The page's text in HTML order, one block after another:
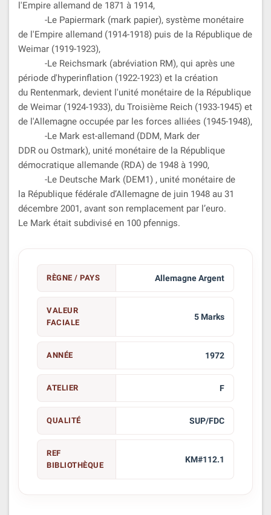
l'Empire allemand de 1871 à 1914,
-Le Papiermark (mark papier), système monétaire
de l'Empire allemand (1914-1918) puis de la République de
Weimar (1919-1923),
-Le Reichsmark (abréviation RM), qui après une
période d'hyperinflation (1922-1923) et la création
du Rentenmark, devient l'unité monétaire de la République
de Weimar (1924-1933), du Troisième Reich (1933-1945) et
de l'Allemagne occupée par les forces alliées (1945-1948),
-Le Mark est-allemand (DDM, Mark der
DDR ou Ostmark), unité monétaire de la République
démocratique allemande (RDA) de 1948 à 1990,
-Le Deutsche Mark (DEM1) , unité monétaire de
la République fédérale d’Allemagne de juin 1948 au 31
décembre 2001, avant son remplacement par l’euro.
Le Mark était subdivisé en 100 pfennigs.
RÈGNE / PAYS Allemagne Argent
VALEUR
FACIALE
5 Marks
ANNÉE 1972
ATELIER F
QUALITÉ SUP/FDC
REF
BIBLIOTHÈQUE
KM#112.1